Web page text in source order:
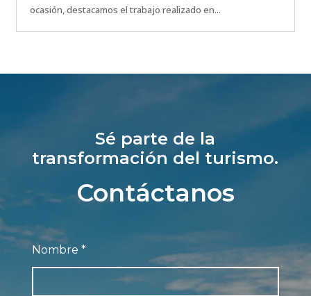
ocasión, destacamos el trabajo realizado en...
Sé parte de la
transformación del turismo.
Contáctanos
Nombre *